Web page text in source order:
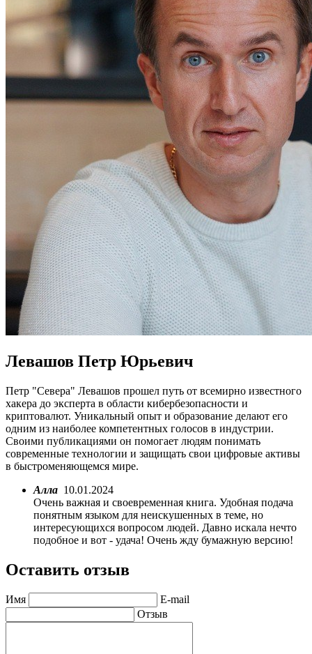
Левашов Петр Юрьевич
Петр "Севера" Левашов прошел путь от всемирно известного
хакера до эксперта в области кибербезопасности и
криптовалют. Уникальный опыт и образование делают его
одним из наиболее компетентных голосов в индустрии.
Своими публикациями он помогает людям понимать
современные технологии и защищать свои цифровые активы
в быстроменяющемся мире.
Алла 10.01.2024
Очень важная и своевременная книга. Удобная подача
понятным языком для неискушенных в теме, но
интересующихся вопросом людей. Давно искала нечто
подобное и вот - удача! Очень жду бумажную версию!
Оставить отзыв
Имя
E-mail
Отзыв